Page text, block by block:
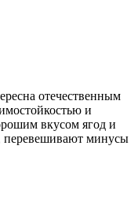
отечественным
и
вкусом ягод и
перевешивают минусы